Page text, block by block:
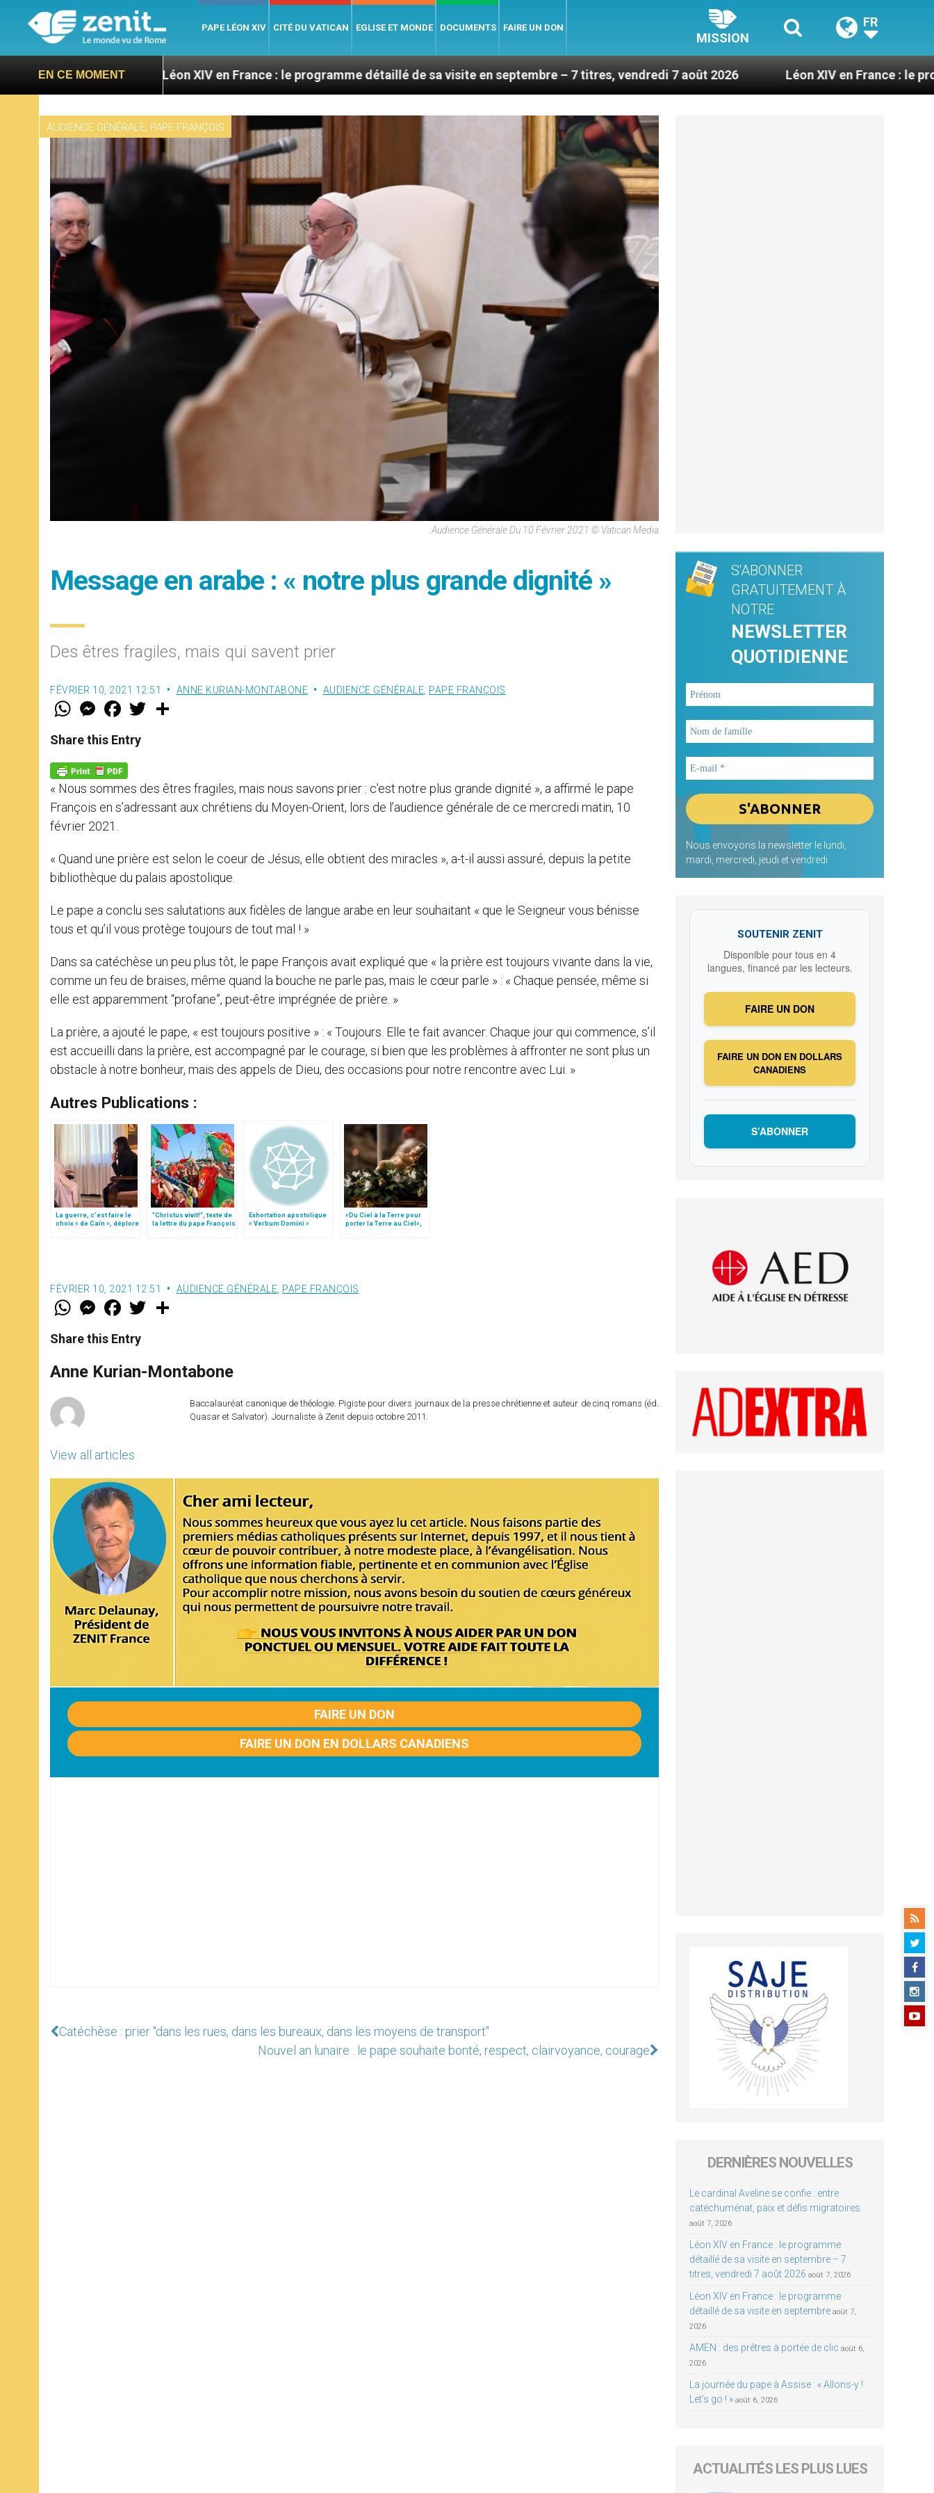
PAPE LÉON XIV CITÉ DU VATICAN EGLISE ET MONDE DOCUMENTS FAIRE UN DON
MISSION
FR
EN CE MOMENT
Léon XIV en France : le programme détaillé de sa visite en septembre – 7 titres, vendredi 7 août 2026 Léon XIV en France : le programme
AUDIENCE GÉNÉRALE, PAPE FRANÇOIS
Audience Générale Du 10 Février 2021 © Vatican Media
Message en arabe : « notre plus grande dignité »
Des êtres fragiles, mais qui savent prier
FÉVRIER 10, 2021 12:51 ANNE KURIAN-MONTABONE AUDIENCE GÉNÉRALE PAPE FRANÇOIS
W
t
s
p
p
M
e
s
e
g
e
r
F
a
e
b
o
k
w
Share this Entry
« Nous sommes des êtres fragiles, mais nous savons prier : c’est notre plus grande dignité », a affirmé le pape
François en s’adressant aux chrétiens du Moyen-Orient, lors de l’audience générale de ce mercredi matin, 10
février 2021.
« Quand une prière est selon le coeur de Jésus, elle obtient des miracles », a-t-il aussi assuré, depuis la petite
bibliothèque du palais apostolique.
Le pape a conclu ses salutations aux fidèles de langue arabe en leur souhaitant « que le Seigneur vous bénisse
tous et qu’il vous protège toujours de tout mal ! »
Dans sa catéchèse un peu plus tôt, le pape François avait expliqué que « la prière est toujours vivante dans la vie,
comme un feu de braises, même quand la bouche ne parle pas, mais le cœur parle » : « Chaque pensée, même si
elle est apparemment “profane”, peut-être imprégnée de prière. »
La prière, a ajouté le pape, « est toujours positive » : « Toujours. Elle te fait avancer. Chaque jour qui commence, s’il
est accueilli dans la prière, est accompagné par le courage, si bien que les problèmes à affronter ne sont plus un
obstacle à notre bonheur, mais des appels de Dieu, des occasions pour notre rencontre avec Lui. »
Autres Publications :
La guerre, c’est faire le
choix « de Caïn », déplore
"Christus vivit!", texte de
la lettre du pape François
Exhortation apostolique
« Verbum Domini »
«Du Ciel à la Terre pour
porter la Terre au Ciel»,
FÉVRIER 10, 2021 12:51 AUDIENCE GÉNÉRALE PAPE FRANÇOIS
W
t
s
p
p
M
e
s
e
g
e
F
a
e
b
o
k
w
r
Share this Entry
Anne Kurian-Montabone
View all articles
Baccalauréat canonique de théologie. Pigiste pour divers journaux de la presse chrétienne et auteur de cinq romans (éd.
Quasar et Salvator). Journaliste à Zenit depuis octobre 2011.
FAIRE UN DON
FAIRE UN DON EN DOLLARS CANADIENS
Catéchèse : prier "dans les rues, dans les bureaux, dans les moyens de transport"
Nouvel an lunaire : le pape souhaite bonté, respect, clairvoyance, courage
S'ABONNER
GRATUITEMENT À
NOTRE
NEWSLETTER
QUOTIDIENNE
Nous envoyons la newsletter le lundi,
mardi, mercredi, jeudi et vendredi
SOUTENIR ZENIT
Disponible pour tous en 4
langues, financé par les lecteurs.
FAIRE UN DON
FAIRE UN DON EN DOLLARS
CANADIENS
S’ABONNER
DERNIÈRES NOUVELLES
Le cardinal Aveline se confie : entre
catéchuménat, paix et défis migratoires
août 7, 2026
Léon XIV en France : le programme
détaillé de sa visite en septembre – 7
titres, vendredi 7 août 2026 août 7, 2026
Léon XIV en France : le programme
détaillé de sa visite en septembre août 7,
2026
AMEN : des prêtres à portée de clic août 6,
2026
La journée du pape à Assise : « Allons-y !
Let’s go ! » août 6, 2026
ACTUALITÉS LES PLUS LUES